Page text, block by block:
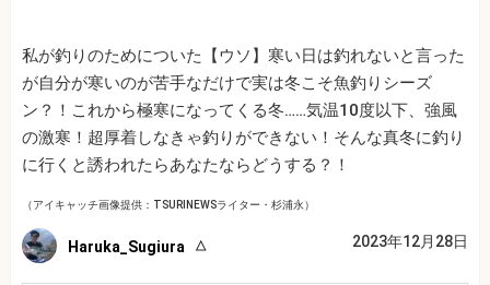
私が釣りのためについた【ウソ】寒い日は釣れないと言った
が自分が寒いのが苦手なだけで実は冬こそ魚釣りシーズ
ン？！これから極寒になってくる冬……気温10度以下、強風
の激寒！超厚着しなきゃ釣りができない！そんな真冬に釣り
に行くと誘われたらあなたならどうする？！
（アイキャッチ画像提供：TSURINEWSライター・杉浦永）
Haruka_Sugiura 2023年12月28日